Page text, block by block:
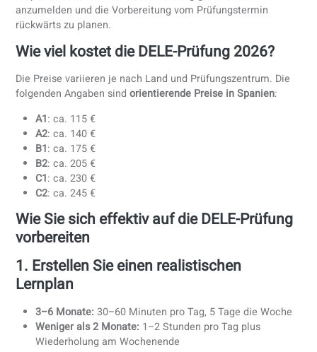
DELE C2 – Spitzenleistung
Gesamtdauer: ca. 5 Stunden
Auf C2 erwarten Prüfer:
Nahezu muttersprachliche Flüssigkeit und Kontrolle
Fortgeschrittene Argumentation und Synthese
Präzise Verwendung idiomatischer und formaler
DELE-Prüfungstermine und -
durchführungen (2026)
DELE-Prüfungen werden weltweit mehrmals pro Jahr
angeboten.Verfügbare Termine hängen vom Niveau und
Prüfungszentrum ab
rechtzeitig.
Offizielle Zeitpläne und Anmeldung:
https://examenes.cervantes.es
Expertentipp